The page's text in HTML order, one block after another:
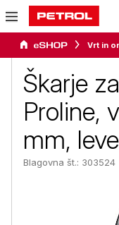
Škarje
Proline,
mm, leve
Blagovna št.: 303524